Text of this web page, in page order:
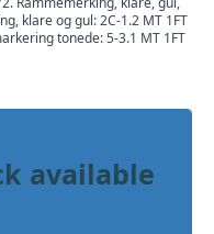
klare og gul: 2C-1.2 MT 1FT
tonede: 5-3.1 MT 1FT
available